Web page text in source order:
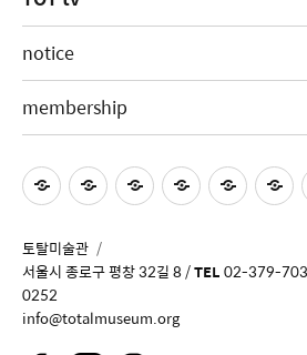
notice
membership
토탈미술관
서울시 종로구 평창 32길 8 /TEL02-379-
0252
info@totalmuseum.org